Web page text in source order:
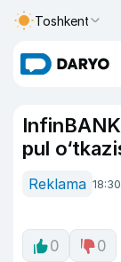
Toshkent
pul
Reklama
0 0